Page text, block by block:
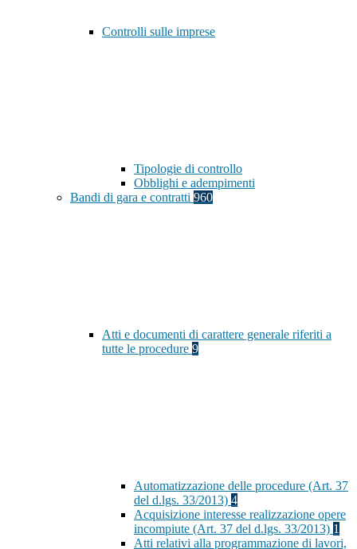
Controlli sulle imprese
Tipologie di controllo
Obblighi e adempimenti
Bandi di gara e contratti 960
Atti e documenti di carattere generale riferiti a
tutte le procedure 9
Automatizzazione delle procedure (Art. 37
del d.lgs. 33/2013) 4
Acquisizione interesse realizzazione opere
incompiute (Art. 37 del d.lgs. 33/2013) 1
Atti relativi alla programmazione di lavori,